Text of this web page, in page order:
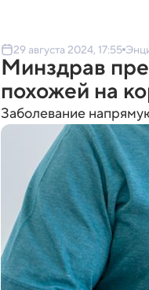
29 августа 2024, 17:55
Минздрав
похожей на
Заболевание